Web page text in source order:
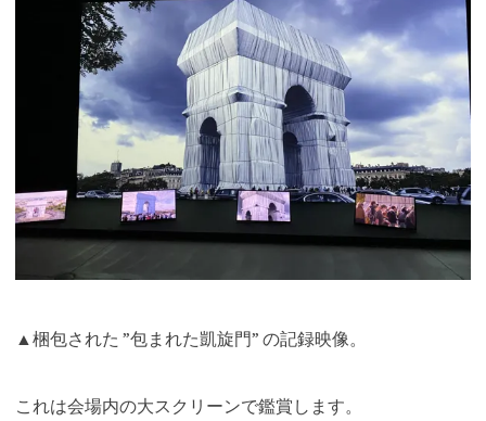
▲梱包された ”包まれた凱旋門” の記録映像。
これは会場内の大スクリーンで鑑賞します。